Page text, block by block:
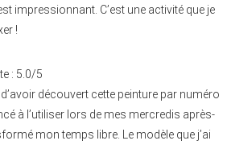
impressionnant. C’est une activité que je
!
: 5.0/5
découvert cette peinture par numéro
à l’utiliser lors de mes mercredis après-
mon temps libre. Le modèle que j’ai